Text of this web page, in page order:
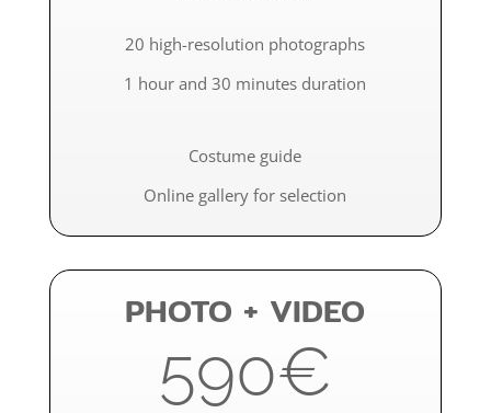
20 high-resolution photographs
1 hour and 30 minutes duration
Costume guide
Online gallery for selection
PHOTO + VIDEO
590€